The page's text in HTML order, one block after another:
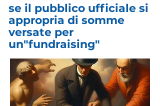
se il pubblico ufficiale si
appropria di somme
versate per
un"fundraising"